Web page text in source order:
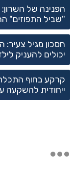
שקלים
נדל״ן
הפנינה של
"שביל התפוזים" החל מ-
חסכון מגיל
יכולים להעניק
קרקע בחוף
ייחודית להשקעה